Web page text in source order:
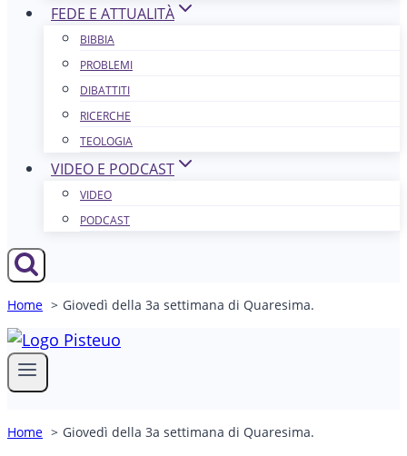
FEDE E ATTUALITÀ
BIBBIA
PROBLEMI
DIBATTITI
RICERCHE
TEOLOGIA
VIDEO E PODCAST
VIDEO
PODCAST
Home Giovedì della 3a settimana di Quaresima.
Home Giovedì della 3a settimana di Quaresima.